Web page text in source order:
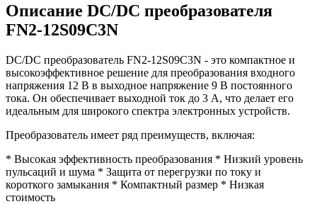
Описание DC/DC преобразователя
FN2-12S09C3N
DC/DC преобразователь FN2-12S09C3N - это компактное и
высокоэффективное решение для преобразования входного
напряжения 12 В в выходное напряжение 9 В постоянного
тока. Он обеспечивает выходной ток до 3 А, что делает его
идеальным для широкого спектра электронных устройств.
Преобразователь имеет ряд преимуществ, включая:
* Высокая эффективность преобразования * Низкий уровень
пульсаций и шума * Защита от перегрузки по току и
короткого замыкания * Компактный размер * Низкая
стоимость